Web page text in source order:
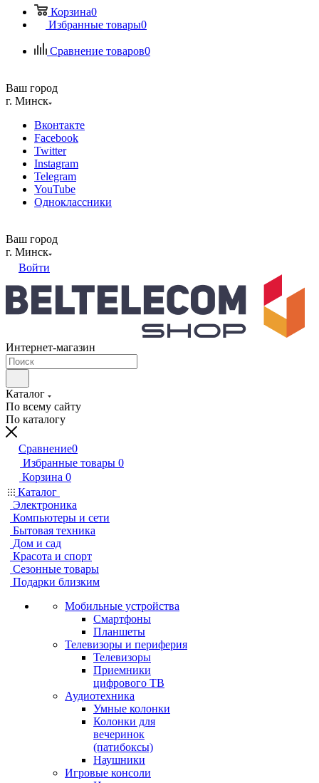
Корзина0
Избранные товары0
Сравнение товаров0
Ваш город
г. Минск
Вконтакте
Facebook
Twitter
Instagram
Telegram
YouTube
Одноклассники
Ваш город
г. Минск
Войти
Интернет-магазин
Каталог
По всему сайту
По каталогу
Сравнение0
Избранные товары 0
Корзина 0
Каталог
Электроника
Компьютеры и сети
Бытовая техника
Дом и сад
Красота и спорт
Сезонные товары
Подарки близким
Мобильные устройства
Смартфоны
Планшеты
Телевизоры и периферия
Телевизоры
Приемники
цифрового ТВ
Аудиотехника
Умные колонки
Колонки для
вечеринок
(патибоксы)
Наушники
Игровые консоли